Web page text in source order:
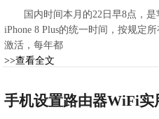
国内时间本月的22日早8点，是
iPhone 8 Plus的统一时间，按规定
激活，每年都
>>查看全文
手机设置路由器WiFi实